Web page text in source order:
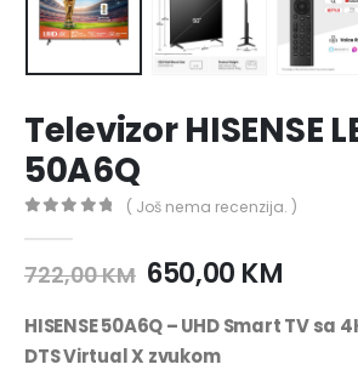
Televizor HISENSE
50A6Q
( Još nema recenzija. )
722,00KM 650,00 KM
HISENSE 50A6Q – UHD Smart TV sa
DTS Virtual X zvukom